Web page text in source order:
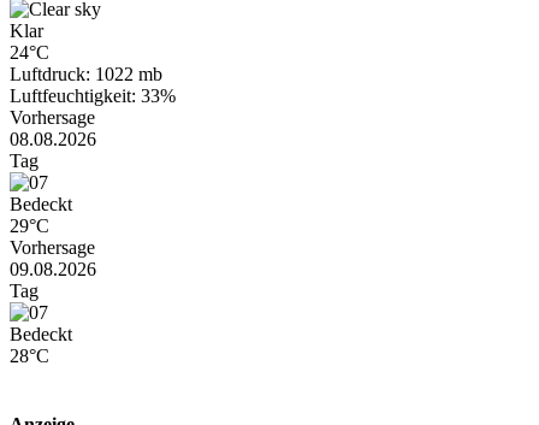
Klar
24°C
Luftdruck: 1022 mb
Luftfeuchtigkeit: 33%
Vorhersage
08.08.2026
Tag
Bedeckt
29°C
Vorhersage
09.08.2026
Tag
Bedeckt
28°C